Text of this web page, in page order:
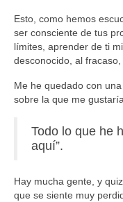
Esto, como hemos
ser consciente de tus
límites, aprender de ti
desconocido, al
Me he quedado con
sobre la que me
Todo lo que he
aquí”.
Hay mucha gente, y
que se siente muy